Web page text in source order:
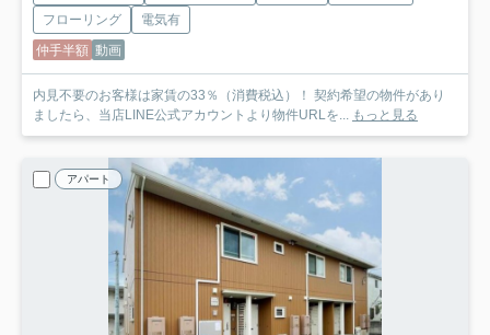
フローリング
電気有
仲手半額 動画
内見不要のお客様は家賃の33％（消費税込）！ 契約希望の物件があり
ましたら、当店LINE公式アカウントより物件URLを...
もっと見る
アパート